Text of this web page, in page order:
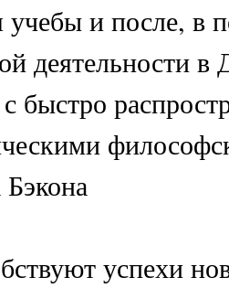
и после, в
деятельности
с быстро
успехи